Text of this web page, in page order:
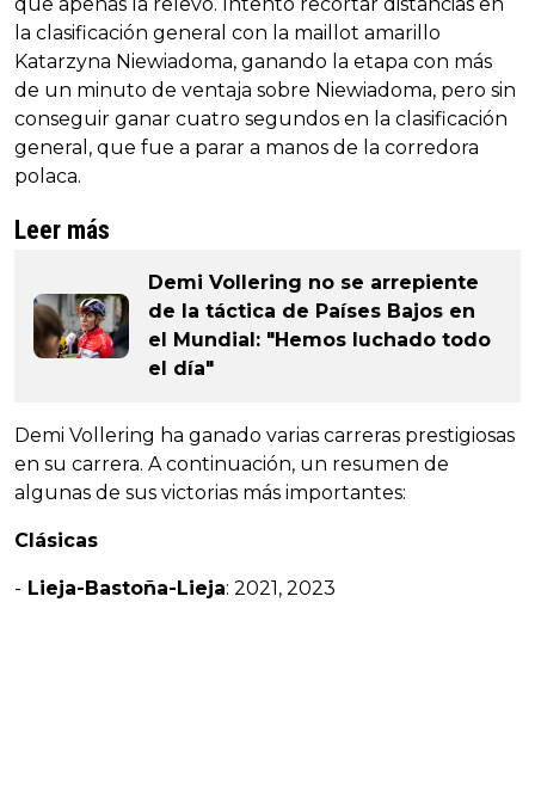
la clasificación general con la maillot amarillo
Katarzyna Niewiadoma, ganando la etapa con más
de un minuto de ventaja sobre Niewiadoma, pero sin
conseguir ganar cuatro segundos en la clasificación
general, que fue a parar a manos de la corredora
polaca.
Leer más
Demi Vollering no se arrepiente
de la táctica de Países Bajos en
el Mundial: "Hemos luchado todo
el día"
Demi Vollering ha ganado varias carreras prestigiosas
en su carrera. A continuación, un resumen de
algunas de sus victorias más importantes:
Clásicas
- Lieja-Bastoña-Lieja: 2021, 2023